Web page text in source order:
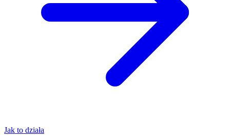
Jak to działa